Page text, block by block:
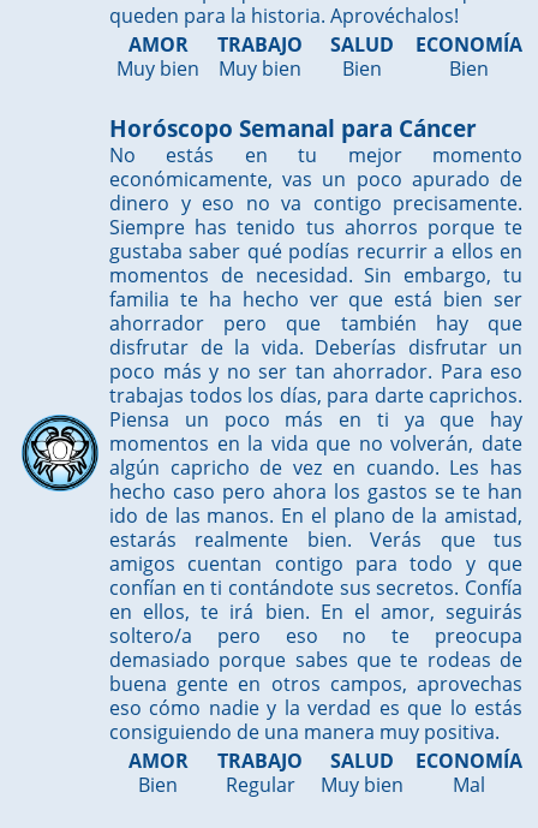
queden para la historia. Aprovéchalos!
AMOR
Muy bien
TRABAJO
Muy bien
SALUD
Bien
ECONOMÍA
Bien
Horóscopo Semanal para Cáncer
No estás en tu mejor momento
económicamente, vas un poco apurado de
dinero y eso no va contigo precisamente.
Siempre has tenido tus ahorros porque te
gustaba saber qué podías recurrir a ellos en
momentos de necesidad. Sin embargo, tu
familia te ha hecho ver que está bien ser
ahorrador pero que también hay que
disfrutar de la vida. Deberías disfrutar un
poco más y no ser tan ahorrador. Para eso
trabajas todos los días, para darte caprichos.
Piensa un poco más en ti ya que hay
momentos en la vida que no volverán, date
algún capricho de vez en cuando. Les has
hecho caso pero ahora los gastos se te han
ido de las manos. En el plano de la amistad,
estarás realmente bien. Verás que tus
amigos cuentan contigo para todo y que
confían en ti contándote sus secretos. Confía
en ellos, te irá bien. En el amor, seguirás
soltero/a pero eso no te preocupa
demasiado porque sabes que te rodeas de
buena gente en otros campos, aprovechas
eso cómo nadie y la verdad es que lo estás
consiguiendo de una manera muy positiva.
AMOR
Bien
TRABAJO
Regular
SALUD
Muy bien
ECONOMÍA
Mal